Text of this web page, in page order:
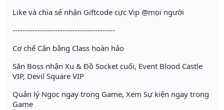
Like và chia sẻ nhận Giftcode cực Vip @mọi người
-----------------------------------------
Cơ chế Cân bằng Class hoàn hảo
Săn Boss nhận Xu & Đồ Socket cuối, Event Blood Castle
VIP, Devil Square VIP
Quản lý Ngọc ngay trong Game, Xem Sự kiện ngay trong
Game